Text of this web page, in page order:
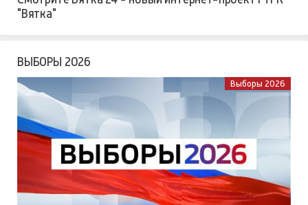
"Вятка"
ВЫБОРЫ 2026
Выборы 2026